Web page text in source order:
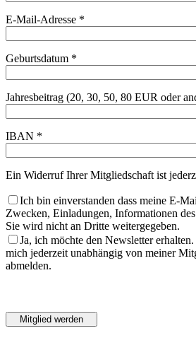
E-Mail-Adresse *
Geburtsdatum *
Jahresbeitrag (20, 30, 50, 80 EUR oder
IBAN *
Ein Widerruf Ihrer Mitgliedschaft ist
Ich bin einverstanden dass meine E-
Zwecken, Einladungen, Informationen
Sie wird nicht an Dritte weitergegeben.
Ja, ich möchte den Newsletter
mich jederzeit unabhängig von meiner
abmelden.
dieses
Feld
lasse
dieses